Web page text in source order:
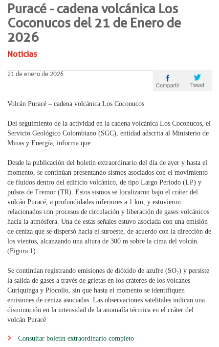
Puracé - cadena volcánica Los
Coconucos del 21 de Enero de
2026
Noticias
21 de enero de 2026
Tweet
Compartir
Volcán Puracé – cadena volcánica Los Coconucos
Del seguimiento de la actividad en la cadena volcánica Los Coconucos, el
Servicio Geológico Colombiano (SGC), entidad adscrita al Ministerio de
Minas y Energía, informa que:
Desde la publicación del boletín extraordinario del día de ayer y hasta el
momento, se continúan presentando sismos asociados con el movimiento
de fluidos dentro del edificio volcánico, de tipo Largo Periodo (LP) y
pulsos de Tremor (TR). Estos sismos se localizaron bajo el cráter del
volcán Puracé, a profundidades inferiores a 1 km, y estuvieron
relacionados con procesos de circulación y liberación de gases volcánicos
hacia la atmósfera. Una de estas señales estuvo asociada con una emisión
de ceniza que se dispersó hacia el suroeste, de acuerdo con la dirección de
los vientos, alcanzando una altura de 300 m sobre la cima del volcán.
(Figura 1).
Se continúan registrando emisiones de dióxido de azufre (SO₂) y persiste
la salida de gases a través de grietas en los cráteres de los volcanes
Curiquinga y Piocollo, sin que hasta el momento se identifiquen
emisiones de ceniza asociadas. Las observaciones satelitales indican una
disminución en la intensidad de la anomalía térmica en el cráter del
volcán Puracé
Co​nsultar boletín extraordinario completo ​